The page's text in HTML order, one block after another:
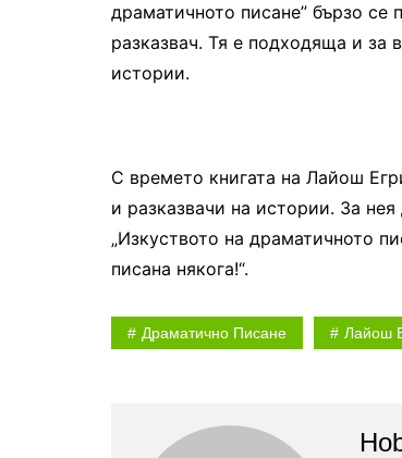
драматичното писане” бързо
разказвач. Тя е подходяща и за
истории.
С времето книгата на Лайош
и разказвачи на истории. За
„Изкуството на драматичното
писана някога!“.
Драматично Писане Лайош